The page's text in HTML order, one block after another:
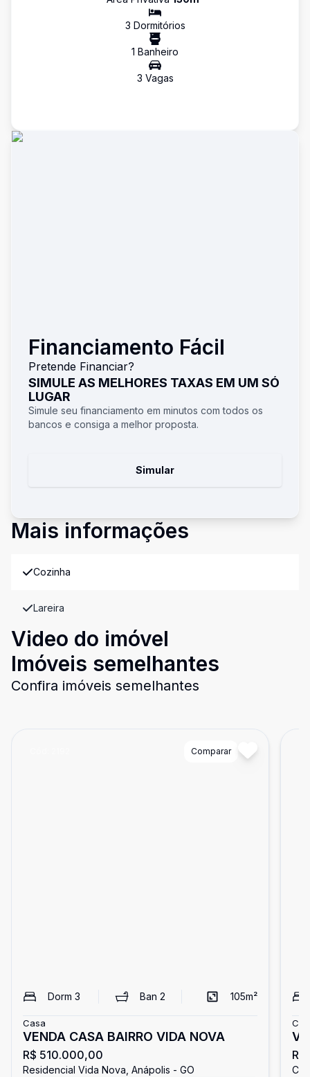
3 Dormitórios
1 Banheiro
3 Vagas
Financiamento Fácil
Pretende Financiar?
SIMULE AS MELHORES TAXAS EM UM SÓ
LUGAR
Simule seu financiamento em minutos com todos os
bancos e consiga a melhor proposta.
Simular
Mais informações
Cozinha
Lareira
Video do imóvel
Imóveis semelhantes
Confira imóveis semelhantes
Comparar
Dorm 3 Ban2 105m²
Casa
VENDA CASA BAIRRO VIDA NOVA
R$ 510.000,00
Residencial Vida Nova, Anápolis - GO